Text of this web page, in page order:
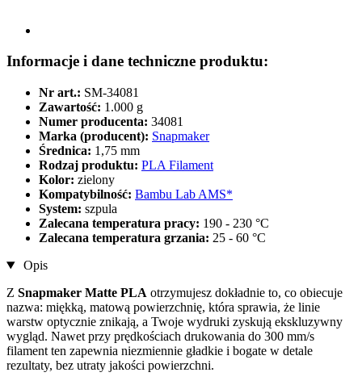
Informacje i dane techniczne produktu:
Nr art.: SM-34081
Zawartość: 1.000 g
Numer producenta: 34081
Marka (producent): Snapmaker
Średnica: 1,75 mm
Rodzaj produktu: PLA Filament
Kolor: zielony
Kompatybilność: Bambu Lab AMS*
System: szpula
Zalecana temperatura pracy: 190 - 230 °C
Zalecana temperatura grzania: 25 - 60 °C
Opis
Z Snapmaker Matte PLA otrzymujesz dokładnie to, co obiecuje
nazwa: miękką, matową powierzchnię, która sprawia, że linie
warstw optycznie znikają, a Twoje wydruki zyskują ekskluzywny
wygląd. Nawet przy prędkościach drukowania do 300 mm/s
filament ten zapewnia niezmiennie gładkie i bogate w detale
rezultaty, bez utraty jakości powierzchni.